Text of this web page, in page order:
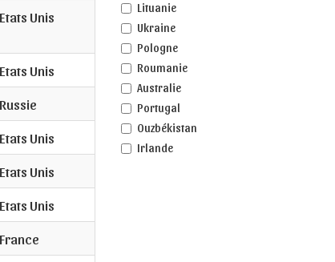
Etats Unis
Etats Unis
Russie
Etats Unis
Etats Unis
Etats Unis
France
Lituanie
Ukraine
Pologne
Roumanie
Australie
Portugal
Ouzbékistan
Irlande